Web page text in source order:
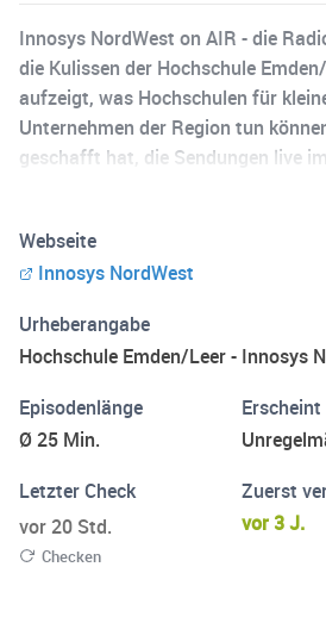
Innosys NordWest on AIR - die
die Kulissen der Hochschule
aufzeigt, was Hochschulen für
Unternehmen der Region tun
geschafft hat, die Sendungen live
Gelegenheit dazu. Wir schneiden die
Podcasts zusammen. Viel Spaß
jederzeit über Mails an
auch über Besuche auf
Webseite
Innosys NordWest
Urheberangabe
Hochschule Emden/Leer - Innosys
Episodenlänge
Ø 25 Min.
Erscheint
Letzter Check
vor 20 Std.
Checken
Zuerst
vor 3 J.